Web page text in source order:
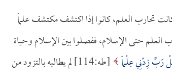
ذلك: أن الكنيسة كانت تحارب العلم، كانوا إذا اكتشف مكتشف علماً
حتى الإسلام، ففصلوا بين الإسلام وحياة
رَبِّ زِدْنِي عِلْماً
[طه:114] لم يطالبه بالتزود من